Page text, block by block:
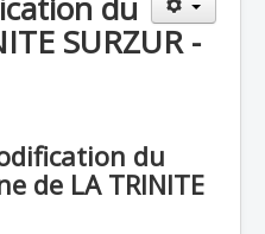
SURZUR -
du
de LA TRINITE